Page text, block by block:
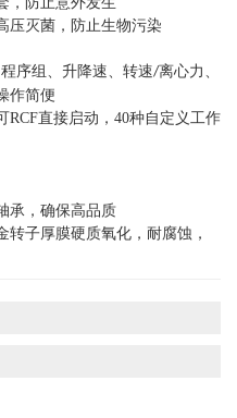
压灭菌，防止生物污染
序组、升降速、转速/离心力、
作简便
RCF直接启动， 40种自定义工作
承，确保高品质
子厚膜硬质氧化，耐腐蚀，